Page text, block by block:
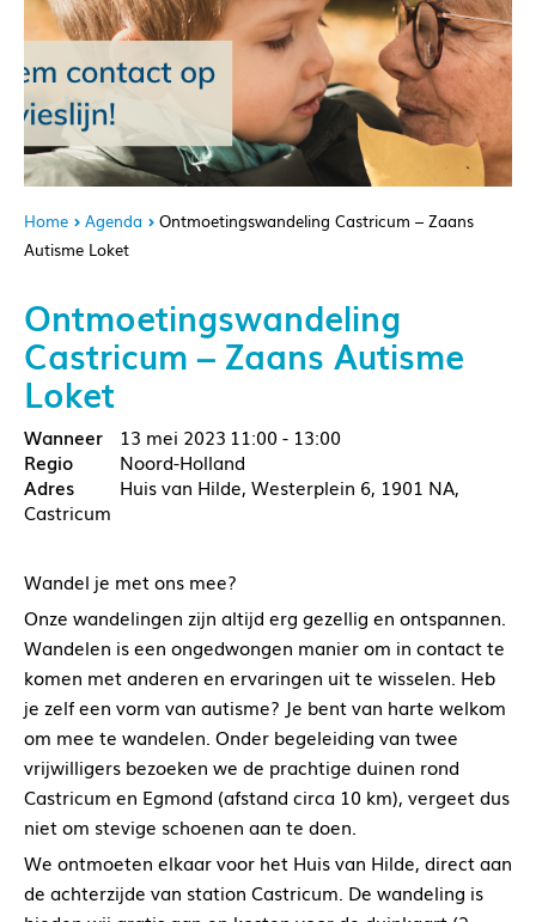
Home Agenda
Ontmoetingswandeling Castricum – Zaans
Autisme Loket
Ontmoetingswandeling
Castricum – Zaans Autisme
Loket
13 mei 2023 11:00 - 13:00
Noord-Holland
Huis van Hilde, Westerplein 6, 1901 NA,
Castricum
Wandel je met ons mee?
Onze wandelingen zijn altijd erg gezellig en ontspannen.
Wandelen is een ongedwongen manier om in contact te
komen met anderen en ervaringen uit te wisselen. Heb
je zelf een vorm van autisme? Je bent van harte welkom
om mee te wandelen. Onder begeleiding van twee
vrijwilligers bezoeken we de prachtige duinen rond
Castricum en Egmond (afstand circa 10 km), vergeet dus
niet om stevige schoenen aan te doen.
We ontmoeten elkaar voor het Huis van Hilde, direct aan
de achterzijde van station Castricum. De wandeling is